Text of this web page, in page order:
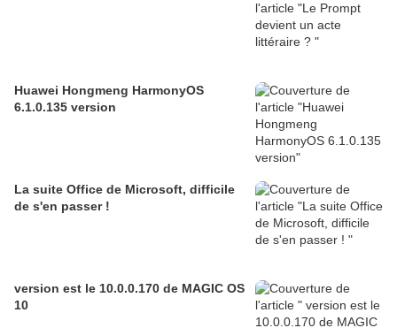
Huawei Hongmeng HarmonyOS
6.1.0.135 version
La suite Office de Microsoft, difficile
de s'en passer !
version est le 10.0.0.170 de MAGIC OS
10